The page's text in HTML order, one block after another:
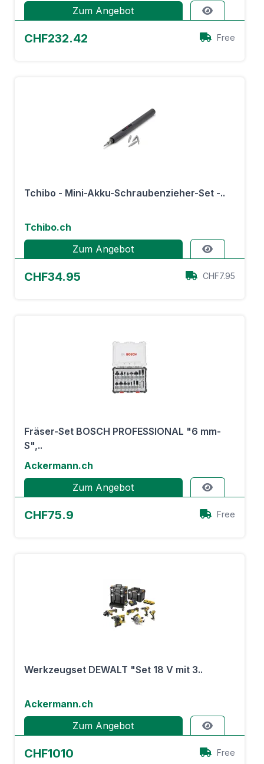
Zum Angebot
CHF232.42 Free
Tchibo - Mini-Akku-Schraubenzieher-Set -..
Tchibo.ch
Zum Angebot
CHF34.95 CHF7.95
Fräser-Set BOSCH PROFESSIONAL "6 mm-
S",..
Ackermann.ch
Zum Angebot
CHF75.9 Free
Werkzeugset DEWALT "Set 18 V mit 3..
Ackermann.ch
Zum Angebot
CHF1010 Free